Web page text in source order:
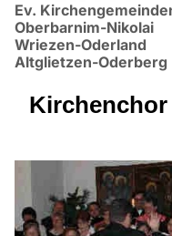
Ev.
Oberbarnim-Nikolai
Wriezen-Oderland
Altglietzen-Oderberg
Kirchenchor